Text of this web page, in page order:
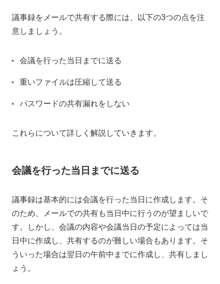
議事録をメールで共有する際には、以下の3つの点を注
意しましょう。
会議を行った当日までに送る
重いファイルは圧縮して送る
パスワードの共有漏れをしない
これらについて詳しく解説していきます。
会議を行った当日までに送る
議事録は基本的には会議を行った当日に作成します。そ
のため、メールでの共有も当日中に行うのが望ましいで
す。しかし、会議の内容や会議当日の予定によっては当
日中に作成し、共有するのが難しい場合もあります。そ
ういった場合は翌日の午前中までに作成し、共有しまし
ょう。